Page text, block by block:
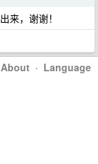
来，谢谢！
About · Language